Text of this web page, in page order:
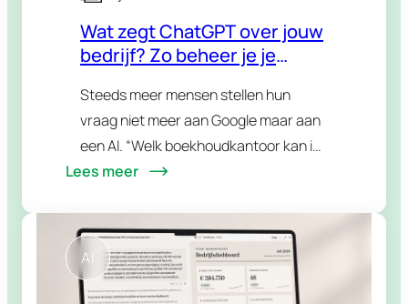
Wat zegt ChatGPT over jouw
bedrijf? Zo beheer je je
Steeds meer mensen stellen hun
vraag niet meer aan Google maar aan
een AI. “Welk boekhoudkantoor kan ik
aanraden in mijn regio?” “Is dat merk
Lees meer
AI